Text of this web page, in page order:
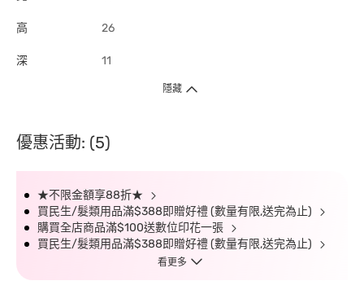
高 26
深 11
隱藏
優惠活動: (5)
★不限金額享88折★
買民生/髮類用品滿$388即贈好禮 (數量有限,送完為止)
購買全店商品滿$100送數位印花一張
買民生/髮類用品滿$388即贈好禮 (數量有限,送完為止)
看更多